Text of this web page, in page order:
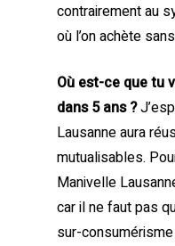
contrairement au
où l’on achète
Où est-ce que tu
dans 5 ans ?
Lausanne aura
mutualisables.
Manivelle
car il ne faut pas
sur-